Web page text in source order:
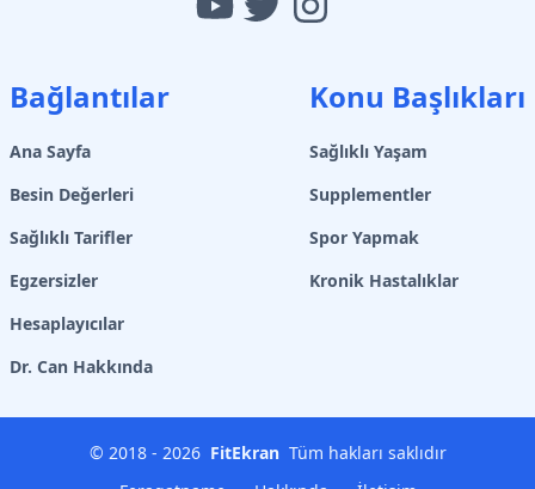
Bağlantılar
Ana Sayfa
Besin Değerleri
Sağlıklı Tarifler
Egzersizler
Hesaplayıcılar
Dr. Can Hakkında
Konu Başlıkları
Sağlıklı Yaşam
Supplementler
Spor Yapmak
Kronik Hastalıklar
© 2018 - 2026 FitEkran Tüm hakları saklıdır